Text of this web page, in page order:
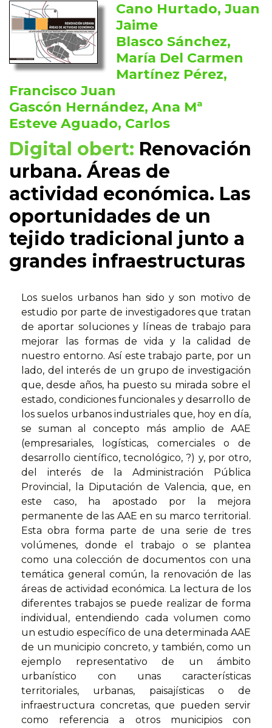
Cano Hurtado, Juan
Jaime
Blasco Sánchez,
María Del Carmen
Martínez Pérez,
Francisco Juan
Gascón Hernández, Ana Mª
Esteve Aguado, Carlos
Digital obert: Renovación
urbana. Áreas de
actividad económica. Las
oportunidades de un
tejido tradicional junto a
grandes infraestructuras
Los suelos urbanos han sido y son motivo de
estudio por parte de investigadores que tratan
de aportar soluciones y líneas de trabajo para
mejorar las formas de vida y la calidad de
nuestro entorno. Así este trabajo parte, por un
lado, del interés de un grupo de investigación
que, desde años, ha puesto su mirada sobre el
estado, condiciones funcionales y desarrollo de
los suelos urbanos industriales que, hoy en día,
se suman al concepto más amplio de AAE
(empresariales, logísticas, comerciales o de
desarrollo científico, tecnológico, ?) y, por otro,
del interés de la Administración Pública
Provincial, la Diputación de Valencia, que, en
este caso, ha apostado por la mejora
permanente de las AAE en su marco territorial.
Esta obra forma parte de una serie de tres
volúmenes, donde el trabajo o se plantea
como una colección de documentos con una
temática general común, la renovación de las
áreas de actividad económica. La lectura de los
diferentes trabajos se puede realizar de forma
individual, entendiendo cada volumen como
un estudio específico de una determinada AAE
de un municipio concreto, y también, como un
ejemplo representativo de un ámbito
urbanístico con unas características
territoriales, urbanas, paisajísticas o de
infraestructura concretas, que pueden servir
como referencia a otros municipios con